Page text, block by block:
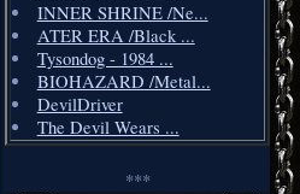
INNER SHRINE /Ne...
ATER ERA /Black ...
Tysondog - 1984 ...
BIOHAZARD /Metal...
DevilDriver
The Devil Wears ...
***